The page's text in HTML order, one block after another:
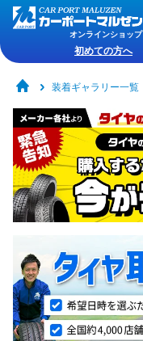
オンラインショップ
初めての方へ
装着ギャラリー一覧